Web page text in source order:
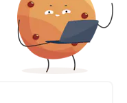
Les Sagnes
- France
SOCIAUX